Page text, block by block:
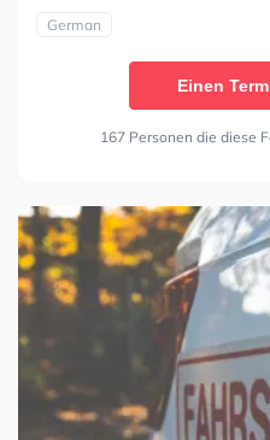
German
Einen
167 Personen die diese